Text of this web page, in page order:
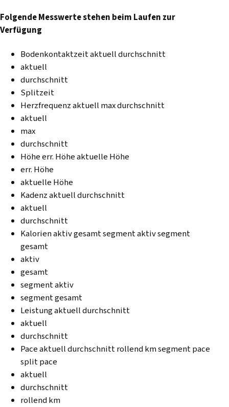
Folgende Messwerte stehen beim Laufen zur
Verfügung
Bodenkontaktzeit aktuell durchschnitt
aktuell
durchschnitt
Splitzeit
Herzfrequenz aktuell max durchschnitt
aktuell
max
durchschnitt
Höhe err. Höhe aktuelle Höhe
err. Höhe
aktuelle Höhe
Kadenz aktuell durchschnitt
aktuell
durchschnitt
Kalorien aktiv gesamt segment aktiv segment
gesamt
aktiv
gesamt
segment aktiv
segment gesamt
Leistung aktuell durchschnitt
aktuell
durchschnitt
Pace aktuell durchschnitt rollend km segment pace
split pace
aktuell
durchschnitt
rollend km